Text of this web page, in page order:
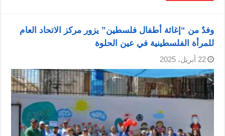
وفدٌ من “إغاثة أطفال فلسطين” يزور مركز الاتحاد العام
للمرأة الفلسطينية في عين الحلوة
22 أبريل، 2025